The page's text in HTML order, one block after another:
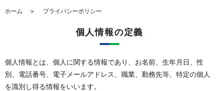
ホーム プライバシーポリシー
個人情報の定義
個人情報とは、個人に関する情報であり、お名前、生年月日、性
別、電話番号、電子メールアドレス、職業、勤務先等、特定の個人
を識別し得る情報をいいます。